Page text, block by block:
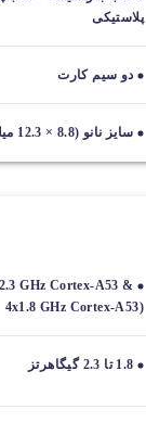
پلاستیکی
دو سیم کارت
سایز نانو (8.8 × 12.3 میلی متر)
GHz Cortex-A53 &
4x1.8 GHz Cortex-A53)
1.8 تا 2.3 گیگاهرتز